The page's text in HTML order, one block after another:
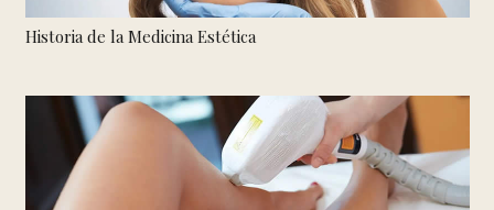
Historia de la Medicina Estética